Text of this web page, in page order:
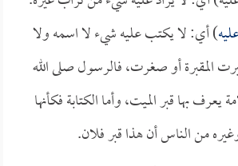
) أي: لا يكتب عليه شيء لا اسمه ولا
المقبرة أو صغرت، فالرسول صلى الله
بها قبر الميت، وأما الكتابة فكأنها
من الناس أن هذا قبر فلان.